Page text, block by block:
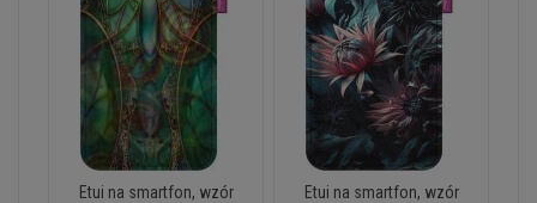
Etui na smartfon, wzór
Etui na smartfon, wzór